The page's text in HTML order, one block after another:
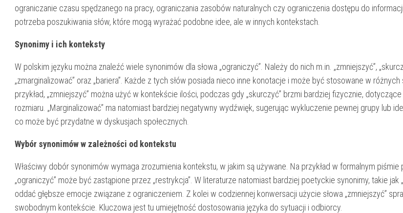
ograniczanie czasu spędzanego na pracy, ograniczania zasobów naturalnych czy ograniczenia dostępu do
potrzeba poszukiwania słów, które mogą wyrażać podobne idee, ale w innych kontekstach.
Synonimy i ich konteksty
W polskim języku można znaleźć wiele synonimów dla słowa „ograniczyć”. Należy do nich m.in. „zmniejszyć”,
„zmarginalizować” oraz „bariera”. Każde z tych słów posiada nieco inne konotacje i może być stosowane w
przykład, „zmniejszyć” można użyć w kontekście ilości, podczas gdy „skurczyć” brzmi bardziej fizycznie,
rozmiaru. „Marginalizować” ma natomiast bardziej negatywny wydźwięk, sugerując wykluczenie pewnej grupy lub
co może być przydatne w dyskusjach społecznych.
Wybór synonimów w zależności od kontekstu
Właściwy dobór synonimów wymaga zrozumienia kontekstu, w jakim są używane. Na przykład w formalnym piśmie
„ograniczyć” może być zastąpione przez „restrykcja”. W literaturze natomiast bardziej poetyckie synonimy, takie jak
oddać głębsze emocje związane z ograniczeniem. Z kolei w codziennej konwersacji użycie słowa „zmniejszyć”
swobodnym kontekście. Kluczowa jest tu umiejętność dostosowania języka do sytuacji i odbiorcy.